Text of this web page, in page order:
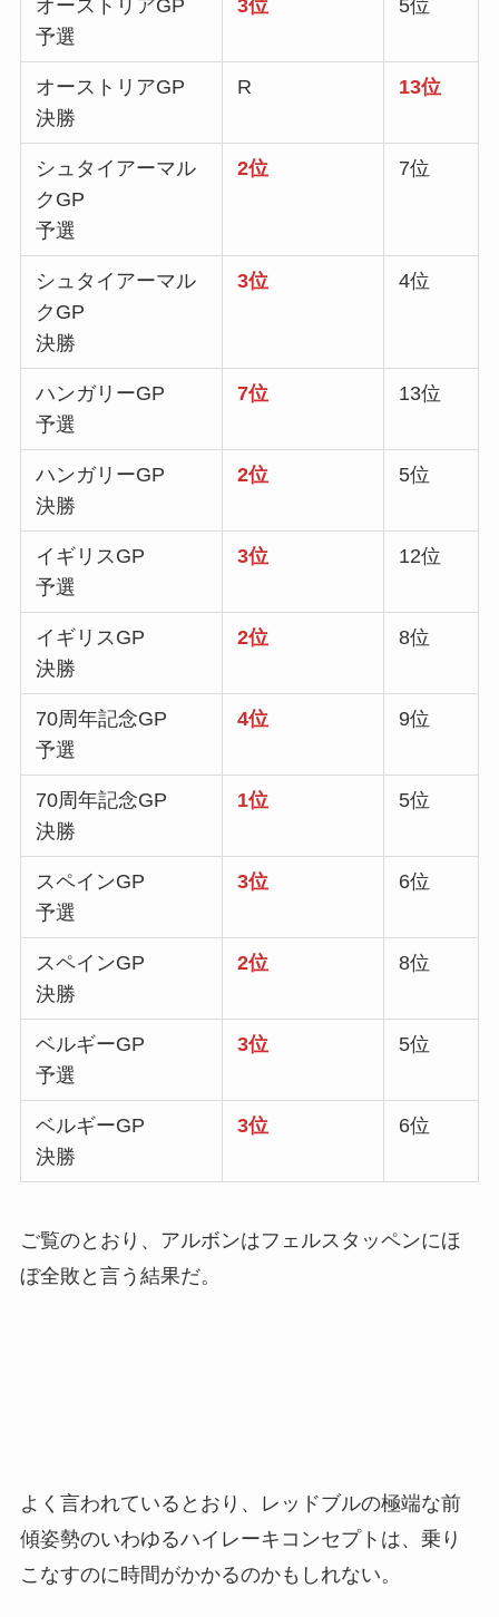
オーストリアGP
予選
3位 5位
オーストリアGP
決勝
R 13位
シュタイアーマル
クGP
予選
2位 7位
シュタイアーマル
クGP
決勝
3位 4位
ハンガリーGP
予選
7位 13位
ハンガリーGP
決勝
2位 5位
イギリスGP
予選
3位 12位
イギリスGP
決勝
2位 8位
70周年記念GP
予選
4位 9位
70周年記念GP
決勝
1位 5位
スペインGP
予選
3位 6位
スペインGP
決勝
2位 8位
ベルギーGP
予選
3位 5位
ベルギーGP
決勝
3位 6位
ご覧のとおり、アルボンはフェルスタッペンにほ
ぼ全敗と言う結果だ。
よく言われているとおり、レッドブルの極端な前
傾姿勢のいわゆるハイレーキコンセプトは、乗り
こなすのに時間がかかるのかもしれない。